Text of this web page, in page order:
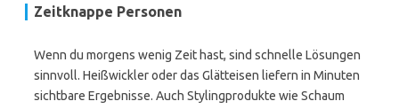
Zeitknappe Personen
Wenn du morgens wenig Zeit hast, sind schnelle Lösungen
sinnvoll. Heißwickler oder das Glätteisen liefern in Minuten
sichtbare Ergebnisse. Auch Stylingprodukte wie Schaum